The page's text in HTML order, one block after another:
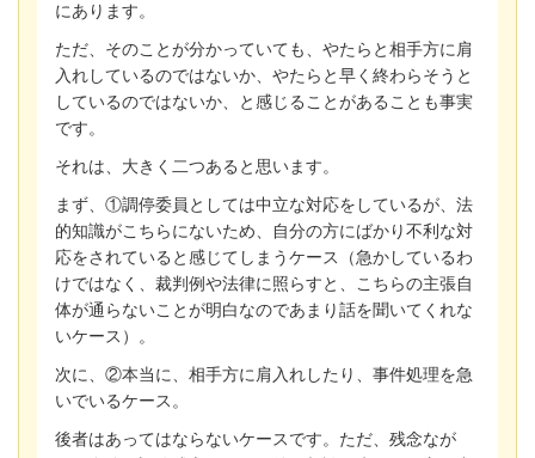
にあります。
ただ、そのことが分かっていても、やたらと相手方に肩
入れしているのではないか、やたらと早く終わらそうと
しているのではないか、と感じることがあることも事実
です。
それは、大きく二つあると思います。
まず、①調停委員としては中立な対応をしているが、法
的知識がこちらにないため、自分の方にばかり不利な対
応をされていると感じてしまうケース（急かしているわ
けではなく、裁判例や法律に照らすと、こちらの主張自
体が通らないことが明白なのであまり話を聞いてくれな
いケース）。
次に、②本当に、相手方に肩入れしたり、事件処理を急
いでいるケース。
後者はあってはならないケースです。ただ、残念なが